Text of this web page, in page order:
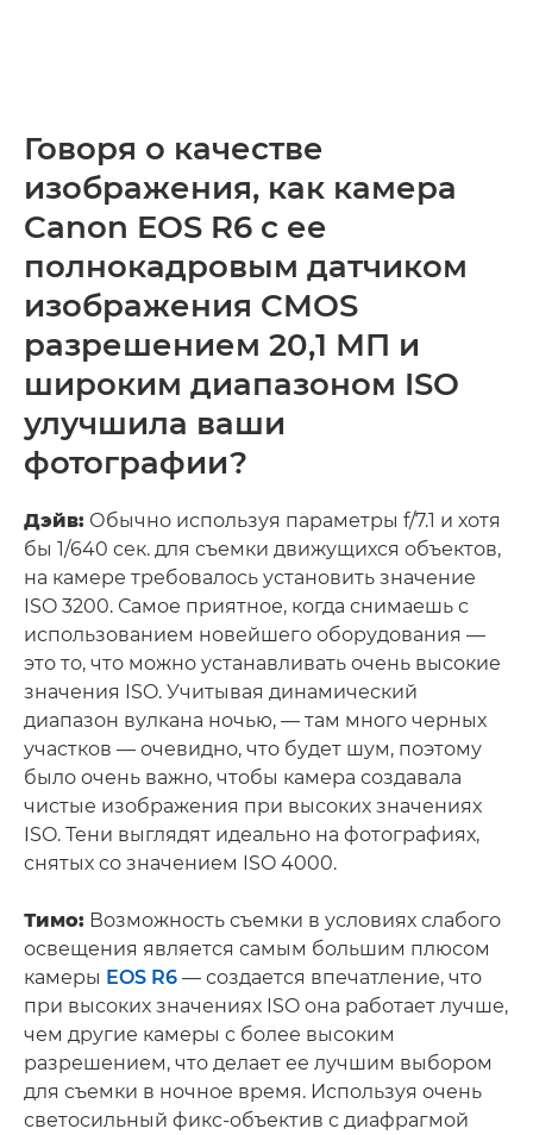
Говоря о качестве
изображения, как камера
Canon EOS R6 с ее
полнокадровым датчиком
изображения CMOS
разрешением 20,1 МП и
широким диапазоном ISO
улучшила ваши
фотографии?
Дэйв: Обычно используя параметры f/7.1 и хотя
бы 1/640 сек. для съемки движущихся объектов,
на камере требовалось установить значение
ISO 3200. Самое приятное, когда снимаешь с
использованием новейшего оборудования —
это то, что можно устанавливать очень высокие
значения ISO. Учитывая динамический
диапазон вулкана ночью, — там много черных
участков — очевидно, что будет шум, поэтому
было очень важно, чтобы камера создавала
чистые изображения при высоких значениях
ISO. Тени выглядят идеально на фотографиях,
снятых со значением ISO 4000.
Тимо: Возможность съемки в условиях слабого
освещения является самым большим плюсом
камеры EOS R6 — создается впечатление, что
при высоких значениях ISO она работает лучше,
чем другие камеры с более высоким
разрешением, что делает ее лучшим выбором
для съемки в ночное время. Используя очень
светосильный фикс-объектив с диафрагмой